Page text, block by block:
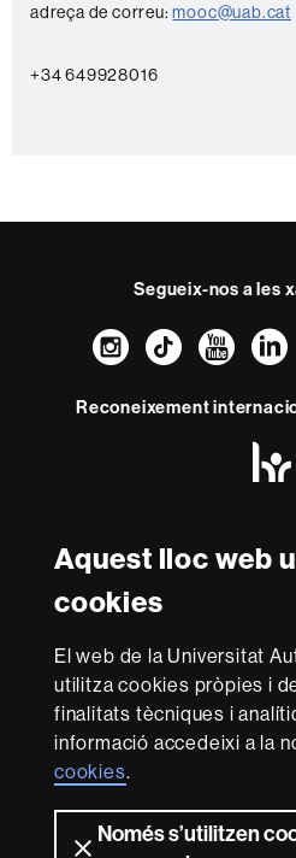
Aquest lloc web
cookies
El web de la Universitat
utilitza cookies pròpies i
finalitats tècniques i
informació accedeixi a la
cookies.
Només s’utilitzen
n
t
adreça de correu:mooc@uab.cat
+34 649928016
Segueix-nos a les
Instagram
TikTok
Reconeixement
Amb el
Sobre
aquest
web
Avís legal Protecció
web
Accessibilitat web
docència de qualitat i
multidisciplinària i flexible,